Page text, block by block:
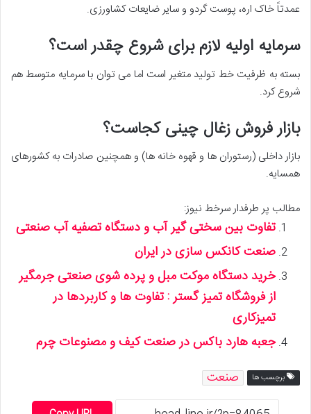
عمدتاً خاک اره، پوست گردو و سایر ضایعات کشاورزی.
سرمایه اولیه لازم برای شروع چقدر است؟
بسته به ظرفیت خط تولید متغیر است اما می توان با سرمایه متوسط هم
شروع کرد.
بازار فروش زغال چینی کجاست؟
بازار داخلی (رستوران ها و قهوه خانه ها) و همچنین صادرات به کشورهای
همسایه.
مطالب پر طرفدار سرخط نیوز:
تفاوت بین سختی گیر آب و دستگاه تصفیه آب صنعتی
صنعت کانکس سازی در ایران
خرید دستگاه موکت مبل و پرده شوی صنعتی جرمگیر
از فروشگاه تمیز گستر : تفاوت ها و کاربردها در
تمیزکاری
جعبه هارد باکس در صنعت کیف و مصنوعات چرم
برچسب ها صنعت